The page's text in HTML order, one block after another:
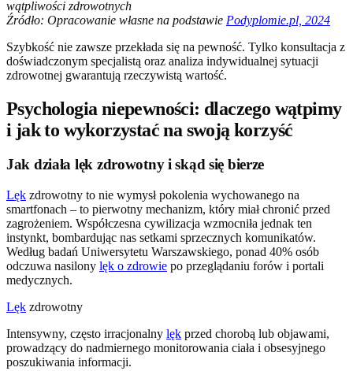
wątpliwości zdrowotnych
Źródło: Opracowanie własne na podstawie Podyplomie.pl, 2024
Szybkość nie zawsze przekłada się na pewność. Tylko konsultacja z
doświadczonym specjalistą oraz analiza indywidualnej sytuacji
zdrowotnej gwarantują rzeczywistą wartość.
Psychologia niepewności: dlaczego wątpimy
i jak to wykorzystać na swoją korzyść
Jak działa lęk zdrowotny i skąd się bierze
Lęk zdrowotny to nie wymysł pokolenia wychowanego na
smartfonach – to pierwotny mechanizm, który miał chronić przed
zagrożeniem. Współczesna cywilizacja wzmocniła jednak ten
instynkt, bombardując nas setkami sprzecznych komunikatów.
Według badań Uniwersytetu Warszawskiego, ponad 40% osób
odczuwa nasilony lęk o zdrowie po przeglądaniu forów i portali
medycznych.
Lęk zdrowotny
Intensywny, często irracjonalny lęk przed chorobą lub objawami,
prowadzący do nadmiernego monitorowania ciała i obsesyjnego
poszukiwania informacji.